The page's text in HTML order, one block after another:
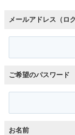
メールアドレス（ロ
ご希望のパスワード
お名前